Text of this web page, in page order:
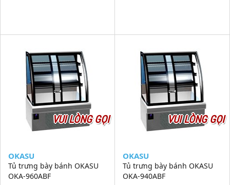
VUI LÒNG GỌI
OKASU
Tủ trưng bày bánh OKASU
OKA-960ABF
VUI LÒNG GỌI
OKASU
Tủ trưng bày bánh OKASU
OKA-940ABF